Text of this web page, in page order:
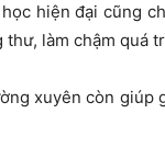
hiện đại cũng
làm chậm quá
xuyên còn giúp